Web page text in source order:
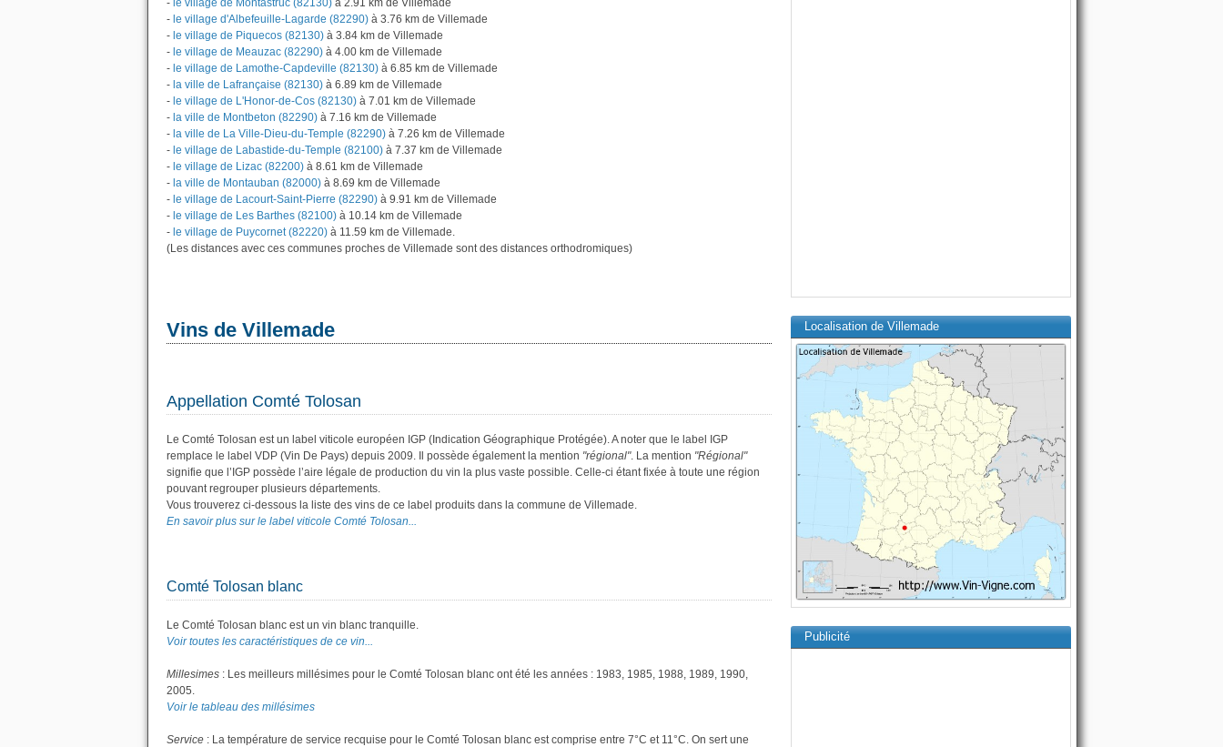
- le village de Montastruc (82130) à 2.91 km de Villemade
- le village d'Albefeuille-Lagarde (82290) à 3.76 km de Villemade
- le village de Piquecos (82130) à 3.84 km de Villemade
- le village de Meauzac (82290) à 4.00 km de Villemade
- le village de Lamothe-Capdeville (82130) à 6.85 km de Villemade
- la ville de Lafrançaise (82130) à 6.89 km de Villemade
- le village de L'Honor-de-Cos (82130) à 7.01 km de Villemade
- la ville de Montbeton (82290) à 7.16 km de Villemade
- la ville de La Ville-Dieu-du-Temple (82290) à 7.26 km de Villemade
- le village de Labastide-du-Temple (82100) à 7.37 km de Villemade
- le village de Lizac (82200) à 8.61 km de Villemade
- la ville de Montauban (82000) à 8.69 km de Villemade
- le village de Lacourt-Saint-Pierre (82290) à 9.91 km de Villemade
- le village de Les Barthes (82100) à 10.14 km de Villemade
- le village de Puycornet (82220) à 11.59 km de Villemade.
(Les distances avec ces communes proches de Villemade sont des distances orthodromiques)
Vins de Villemade
Appellation Comté Tolosan
Le Comté Tolosan est un label viticole européen IGP (Indication Géographique Protégée). A noter que le label IGP
remplace le label VDP (Vin De Pays) depuis 2009. Il possède également la mention "régional". La mention "Régional"
signifie que l’IGP possède l’aire légale de production du vin la plus vaste possible. Celle-ci étant fixée à toute une région
pouvant regrouper plusieurs départements.
Vous trouverez ci-dessous la liste des vins de ce label produits dans la commune de Villemade.
En savoir plus sur le label viticole Comté Tolosan...
Comté Tolosan blanc
Le Comté Tolosan blanc est un vin blanc tranquille.
Voir toutes les caractéristiques de ce vin...
Millesimes : Les meilleurs millésimes pour le Comté Tolosan blanc ont été les années : 1983, 1985, 1988, 1989, 1990,
2005.
Voir le tableau des millésimes
Service : La température de service recquise pour le Comté Tolosan blanc est comprise entre 7°C et 11°C. On sert une
Localisation de Villemade
Publicité